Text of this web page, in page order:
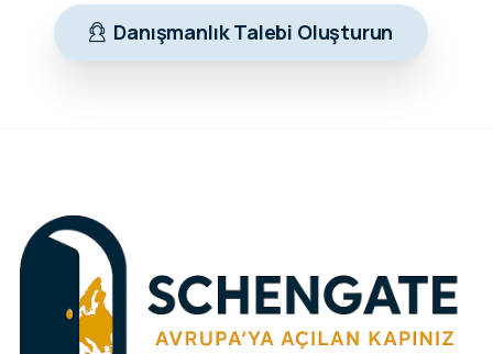
Danışmanlık Talebi Oluşturun